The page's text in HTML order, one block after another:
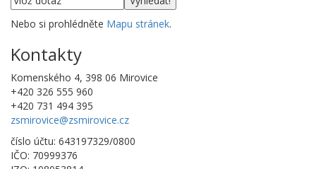
Nebo si prohlédněte Mapu stránek.
Kontakty
Komenského 4, 398 06 Mirovice
+420 326 555 960
+420 731 494 395
zsmirovice@zsmirovice.cz
číslo účtu: 643197329/0800
IČO: 70999376